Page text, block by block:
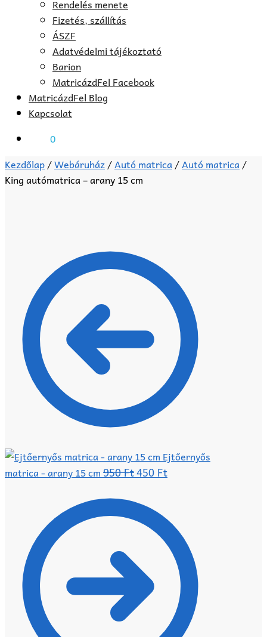
Rendelés menete
Fizetés, szállítás
ÁSZF
Adatvédelmi tájékoztató
Barion
MatricázdFel Facebook
MatricázdFel Blog
Kapcsolat
0
Kezdőlap/Webáruház/Autó matrica/Autó matrica/
King autómatrica – arany 15 cm
Ejtőernyős
matrica - arany 15 cm950FtOriginal
was:
950 Ft.
450 FtCurrent
450 Ft.